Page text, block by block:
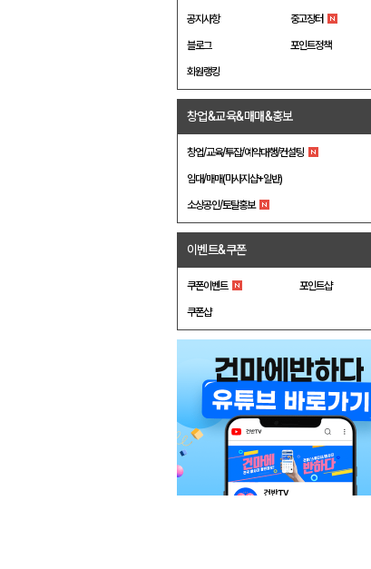
공지사항 중고장터
블로그 포인트정책
회원랭킹
창업&교육&매매&홍보
창업/교육/투잡/예약대행/컨설팅
임대/매매(마사지샵+일반)
소상공인/토탈홍보
이벤트&쿠폰
쿠폰이벤트 포인트샵
쿠폰샵